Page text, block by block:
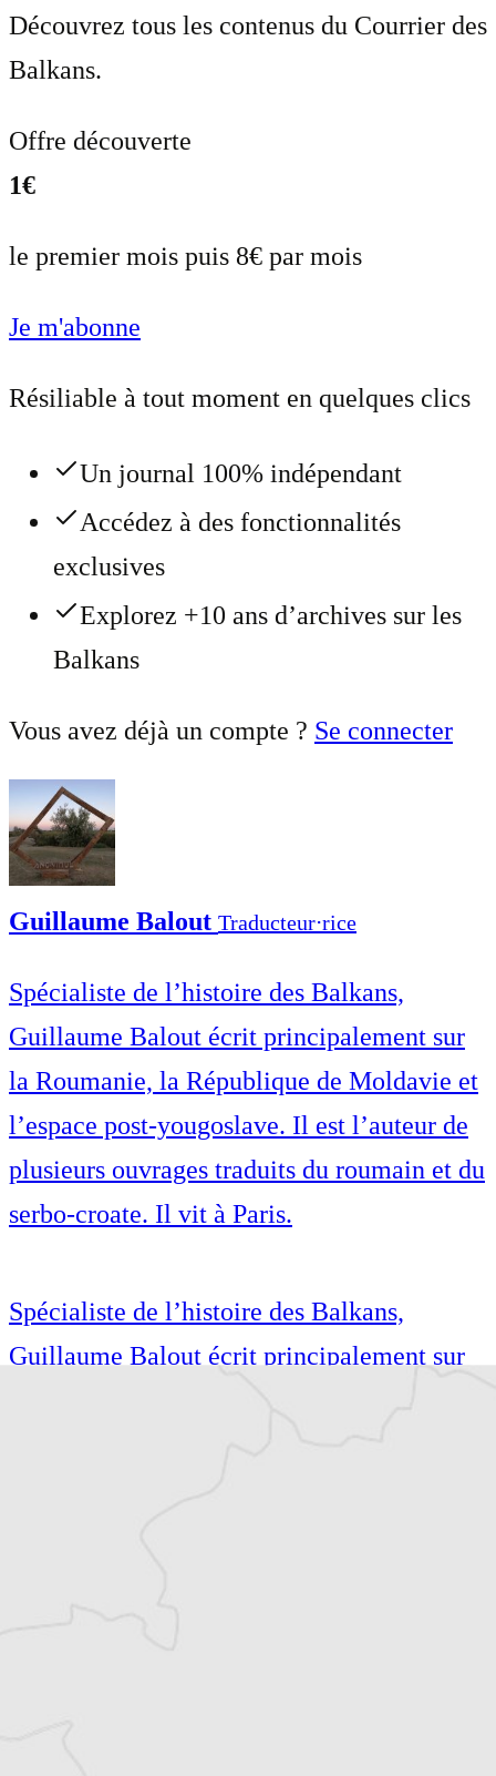
Découvrez tous les contenus du Courrier des
Balkans.
Offre découverte
1€
le premier mois puis 8€ par mois
Je m'abonne
Résiliable à tout moment en quelques clics
Un journal 100% indépendant
Accédez à des fonctionnalités
exclusives
Explorez +10 ans d’archives sur les
Balkans
Vous avez déjà un compte ? Se connecter
Guillaume Balout Traducteur⋅rice
Spécialiste de l’histoire des Balkans,
Guillaume Balout écrit principalement sur
la Roumanie, la République de Moldavie et
l’espace post-yougoslave. Il est l’auteur de
plusieurs ouvrages traduits du roumain et du
serbo-croate. Il vit à Paris.
Spécialiste de l’histoire des Balkans,
Guillaume Balout écrit principalement sur